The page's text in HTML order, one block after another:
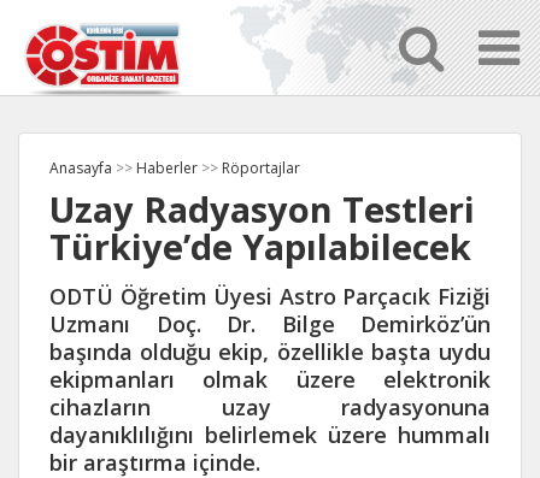
Anasayfa >> Haberler >> Röportajlar
Uzay Radyasyon Testleri
Türkiye’de Yapılabilecek
ODTÜ Öğretim Üyesi Astro Parçacık Fiziği
Uzmanı Doç. Dr. Bilge Demirköz’ün
başında olduğu ekip, özellikle başta uydu
ekipmanları olmak üzere elektronik
cihazların uzay radyasyonuna
dayanıklılığını belirlemek üzere hummalı
bir araştırma içinde.